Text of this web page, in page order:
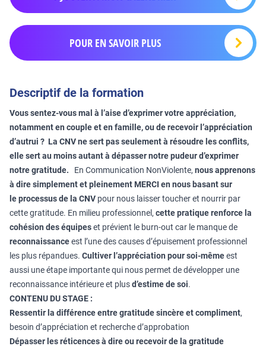
POUR EN SAVOIR PLUS
Descriptif de la formation
Vous sentez-vous mal à l’aise d’exprimer votre appréciation,
notamment en couple et en famille, ou de recevoir l’appréciation
d’autrui ? La CNV ne sert pas seulement à résoudre les conflits,
elle sert au moins autant à dépasser notre pudeur d’exprimer
notre gratitude. En Communication NonViolente, nous apprenons
à dire simplement et pleinement MERCI en nous basant sur
leprocessus de la CNV pour nous laisser toucher et nourrir par
cette gratitude. En milieu professionnel, cette pratique renforce la
cohésion des équipeset prévient le burn-out car le manque de
reconnaissanceest l’une des causes d’épuisement professionnel
les plus répandues. Cultiver l’appréciation pour soi-mêmeest
aussi une étape importante qui nous permet de développer une
reconnaissance intérieure et plusd’estime de soi.
CONTENU DU STAGE :
Ressentir la différence entre gratitude sincère et compliment,
besoin d’appréciation et recherche d’approbation
Dépasser les réticences à dire ou recevoir de la gratitude